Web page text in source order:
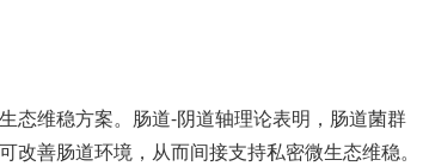
态维稳方案。肠道-阴道轴理论表明，肠道菌群
善肠道环境，从而间接支持私密微生态维稳。